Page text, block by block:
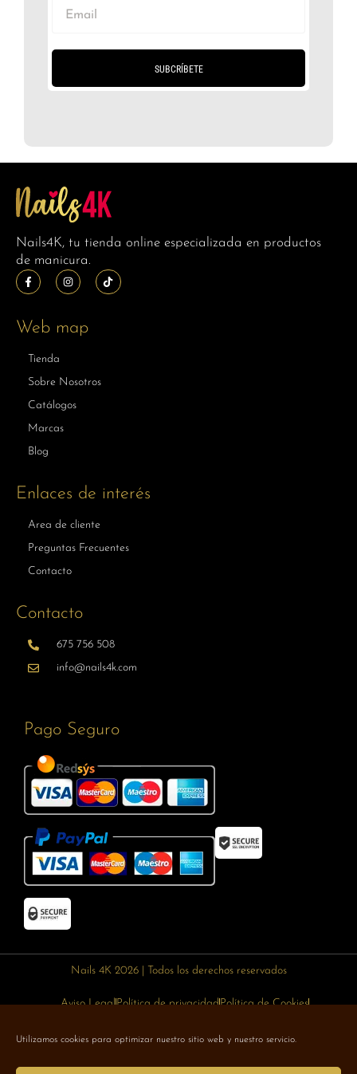
Utilizamos cookies para optimizar nuestro sitio web y nuestro servicio.
SUBCRÍBETE
Nails4K, tu tienda online especializada en productos
de manicura.
Web map
Tienda
Sobre Nosotros
Catálogos
Marcas
Blog
Enlaces de interés
Area de cliente
Preguntas Frecuentes
Contacto
Contacto
675 756 508
info@nails4k.com
Pago Seguro
Nails 4K 2026 | Todos los derechos reservados
Aviso LegalPolítica de privacidadPolítica de Cookies